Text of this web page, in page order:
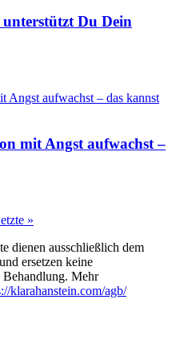
Du Dein
mit Angst aufwachst –
»
dienen ausschließlich dem
ersetzen keine
Behandlung. Mehr
klarahanstein.com/agb/